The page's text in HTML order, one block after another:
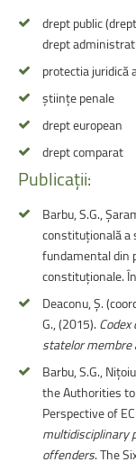
drept public
drept
protectia juridică
științe penale
drept european
drept comparat
Publicații:
Barbu, S.G.,
constituțională a
fundamental din
constituționale. În
Deaconu, Ș.
G., (2015).
statelor membre
Barbu, S.G.,
the Authorities
Perspective of
multidisciplinary
offenders. The